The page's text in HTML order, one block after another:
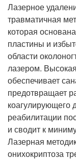
Лазерное
травматичная
которая
пластины и
области
лазером.
обеспечивает
предотвращает
коагулирующего
реабилитации
и сводит к
Лазерная
онихокриптоза